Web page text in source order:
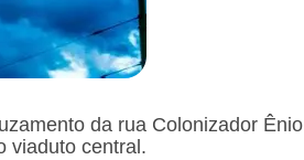
da rua Colonizador
viaduto central.